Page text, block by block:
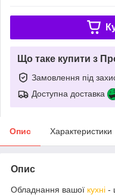
Що таке купити з
Замовлення під
Доступна доставка
Опис Характеристики
Опис
Обладнання вашої кухні -